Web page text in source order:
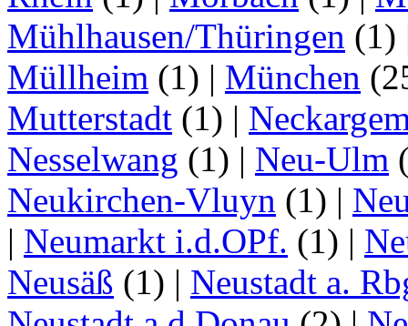
Mühlhausen/Thüringen (1)
Müllheim (1) | München
Mutterstadt (1) |
Nesselwang (1) | Neu-Ulm
Neukirchen-Vluyn (1) |
| Neumarkt i.d.OPf. (1) |
Neusäß (1) | Neustadt a.